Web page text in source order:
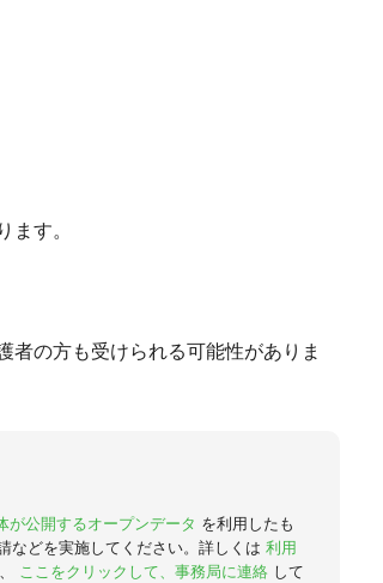
ます。
者の方も受けられる可能性がありま
が公開するオープンデータ を利用したも
などを実施してください。詳しくは 利用
ここをクリックして、事務局に連絡 して